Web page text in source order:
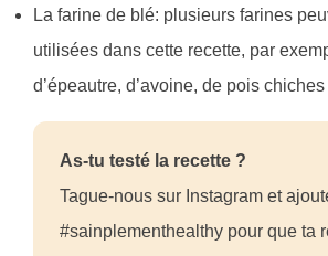
La farine de blé: plusieurs farines
utilisées dans cette recette, par
d’épeautre, d’avoine, de pois
As-tu testé la recette ?
Tague-nous sur Instagram et
#sainplementhealthy pour que ta